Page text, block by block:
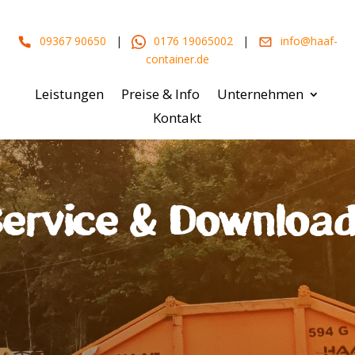
09367 90650 | 0176 19065002|
info@haaf-
container.de
Leistungen Preise & Info
Unternehmen
Kontakt
&